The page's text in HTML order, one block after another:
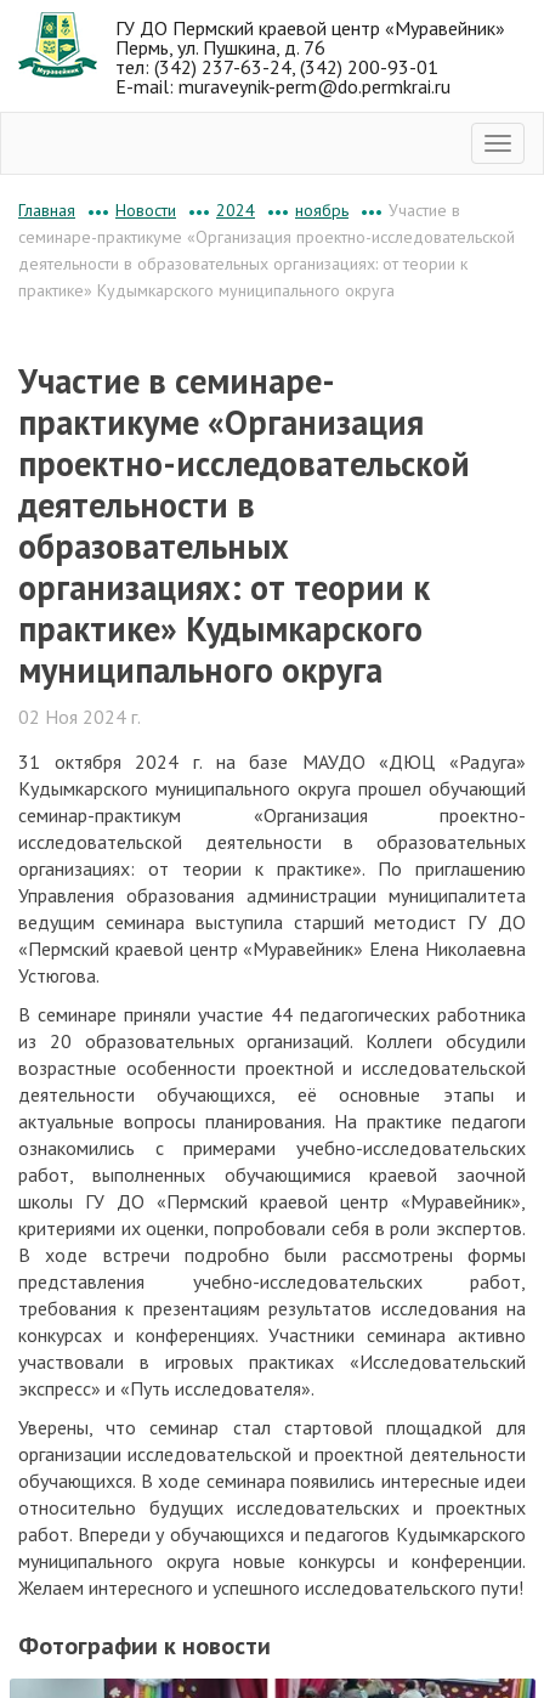
ГУ ДО Пермский краевой центр «Муравейник»
Пермь, ул. Пушкина, д. 76
тел: (342) 237-63-24, (342) 200-93-01
E-mail: muraveynik-perm@do.permkrai.ru
Главная ••• Новости ••• 2024 ••• ноябрь ••• Участие в
семинаре-практикуме «Организация проектно-исследовательской
деятельности в образовательных организациях: от теории к
практике» Кудымкарского муниципального округа
Участие в семинаре-
практикуме «Организация
проектно-исследовательской
деятельности в
образовательных
организациях: от теории к
практике» Кудымкарского
муниципального округа
02 Ноя 2024 г.
31 октября 2024 г. на базе МАУДО «ДЮЦ «Радуга»
Кудымкарского муниципального округа прошел обучающий
семинар-практикум «Организация проектно-
исследовательской деятельности в образовательных
организациях: от теории к практике». По приглашению
Управления образования администрации муниципалитета
ведущим семинара выступила старший методист ГУ ДО
«Пермский краевой центр «Муравейник» Елена Николаевна
Устюгова.
В семинаре приняли участие 44 педагогических работника
из 20 образовательных организаций. Коллеги обсудили
возрастные особенности проектной и исследовательской
деятельности обучающихся, её основные этапы и
актуальные вопросы планирования. На практике педагоги
ознакомились с примерами учебно-исследовательских
работ, выполненных обучающимися краевой заочной
школы ГУ ДО «Пермский краевой центр «Муравейник»,
критериями их оценки, попробовали себя в роли экспертов.
В ходе встречи подробно были рассмотрены формы
представления учебно-исследовательских работ,
требования к презентациям результатов исследования на
конкурсах и конференциях. Участники семинара активно
участвовали в игровых практиках «Исследовательский
экспресс» и «Путь исследователя».
Уверены, что семинар стал стартовой площадкой для
организации исследовательской и проектной деятельности
обучающихся. В ходе семинара появились интересные идеи
относительно будущих исследовательских и проектных
работ. Впереди у обучающихся и педагогов Кудымкарского
муниципального округа новые конкурсы и конференции.
Желаем интересного и успешного исследовательского пути!
Фотографии к новости